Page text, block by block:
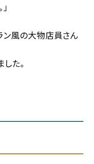
ン風の大物店員さん
た。